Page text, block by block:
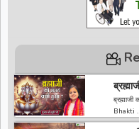
Stuti
Bhakti